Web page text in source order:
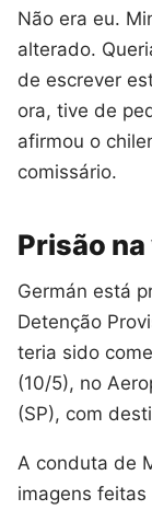
Não era eu.
alterado.
de escrever
ora, tive de
afirmou o
comissário.
Prisão
Germán está
Detenção
teria sido
(10/5), no
(SP), com
A conduta de
imagens feitas